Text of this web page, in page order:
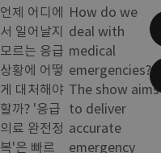
언제 어디에
서 일어날지
모르는 응급
상황에 어떻
게 대처해야
할까? '응급
의료 완전정
복'은 빠르
How do we
deal with
medical
emergencies?
The show aims
to deliver
accurate
emergency